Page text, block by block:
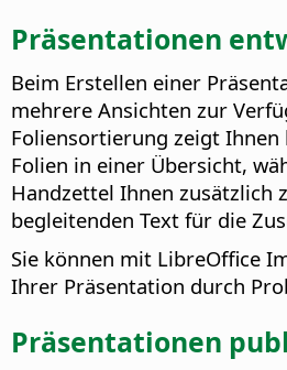
Präsentationen
Beim Erstellen einer
mehrere Ansichten zur
Foliensortierung zeigt Ihnen
Folien in einer Übersicht,
Handzettel Ihnen zusätzlich
begleitenden Text für die
Sie können mit LibreOffice
Ihrer Präsentation durch
Präsentationen